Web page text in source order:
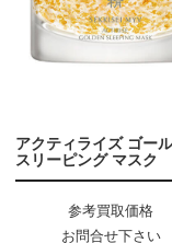
アクティライズ ゴー
スリーピング マスク
参考買取価格
お問合せ下さい